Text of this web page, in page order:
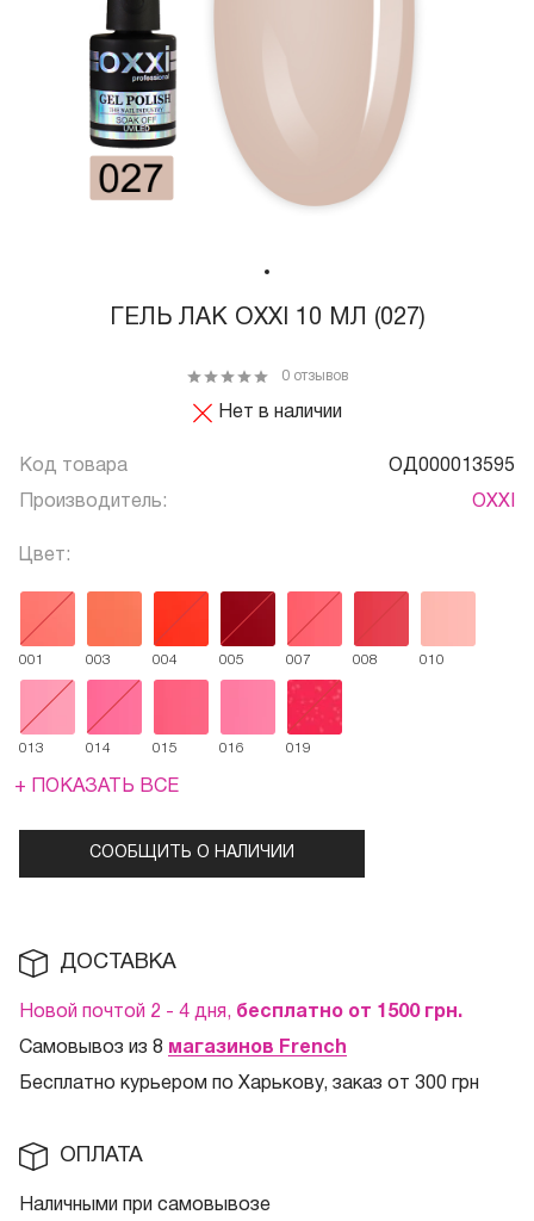
ГЕЛЬ ЛАК OXXI 10 МЛ (027)
Нет в наличии
0 отзывов
Код товара ОД000013595
Производитель: OXXI
Цвет:
001 003 004 005 007 008 010
013 014 015 016 019
+ ПОКАЗАТЬ ВСЕ
СООБЩИТЬ О НАЛИЧИИ
ДОСТАВКА
Новой почтой 2 - 4 дня, бесплатно от 1500 грн.
Самовывоз из 8 магазинов French
Бесплатно курьером по Харькову, заказ от 300 грн
ОПЛАТА
Наличными при самовывозе